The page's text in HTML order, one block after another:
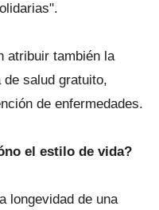
atribuir también la
salud gratuito,
de enfermedades.
el estilo de vida?
longevidad de una